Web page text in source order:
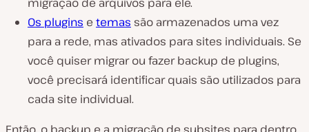
Os plugins e temas são armazenados uma vez
para a rede, mas ativados para sites individuais. Se
você quiser migrar ou fazer backup de plugins,
você precisará identificar quais são utilizados para
cada site individual.